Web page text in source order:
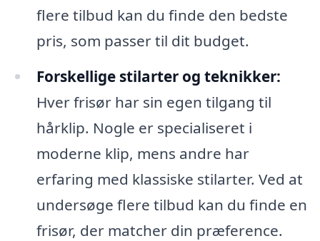
flere tilbud kan du finde den bedste
pris, som passer til dit budget.
Forskellige stilarter og teknikker:
Hver frisør har sin egen tilgang til
hårklip. Nogle er specialiseret i
moderne klip, mens andre har
erfaring med klassiske stilarter. Ved at
undersøge flere tilbud kan du finde en
frisør, der matcher din præference.